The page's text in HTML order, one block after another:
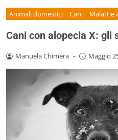
Animali domestici Cani Malattie
Cani con alopecia X: gli
Manuela Chimera - Maggio